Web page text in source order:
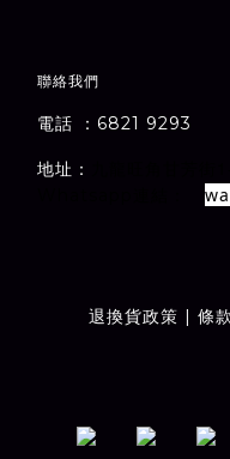
聯絡我們
電話 ：6821 9293
地址：
退換貨政策 | 條